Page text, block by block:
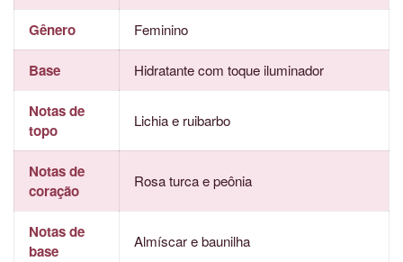
Gênero Feminino
Base Hidratante com toque iluminador
Notas de
topo
Lichia e ruibarbo
Notas de
coração
Rosa turca e peônia
Notas de
base
Almíscar e baunilha